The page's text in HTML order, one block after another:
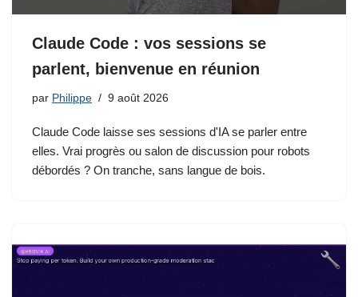
Claude Code : vos sessions se
parlent, bienvenue en réunion
par Philippe 9 août 2026
Claude Code laisse ses sessions d'IA se parler entre
elles. Vrai progrès ou salon de discussion pour robots
débordés ? On tranche, sans langue de bois.